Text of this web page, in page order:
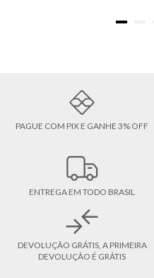
PAGUE COM PIX E GANHE 3% OFF
ENTREGA EM TODO BRASIL
DEVOLUÇÃO GRÁTIS, A PRIMEIRA
DEVOLUÇÃO É GRÁTIS